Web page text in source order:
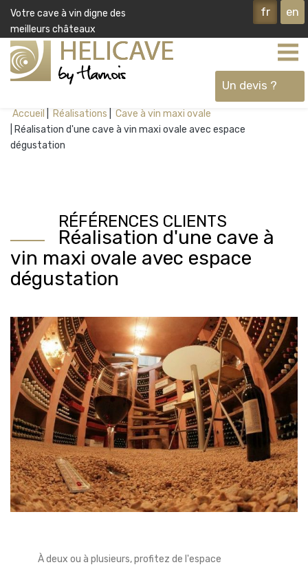
Votre cave à vin digne des
meilleurs châteaux
fr en
Un devis ?
Ok
RÉFÉRENCES CLIENTS
Réalisation d'une cave à
vin maxi ovale avec espace
dégustation
À deux ou à plusieurs, profitez de l'espace
Accueil Réalisations
Cave à vin maxi ovale
Réalisation d'une cave à vin maxi ovale avec espace
dégustation